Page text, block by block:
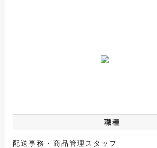
職種
配送事務・商品管理スタッフ